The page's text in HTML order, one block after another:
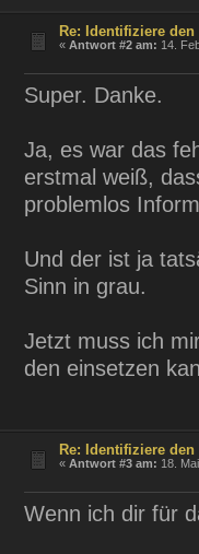
Re: Identifiziere den
«Antwort #2 am: 14.
Super. Danke.
Ja, es war das
erstmal weiß,
problemlos
Und der ist ja
Sinn in grau.
Jetzt muss ich
den einsetzen
Re: Identifiziere den
«Antwort #3 am: 18.
Wenn ich dir für